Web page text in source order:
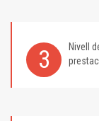
3 Nivell